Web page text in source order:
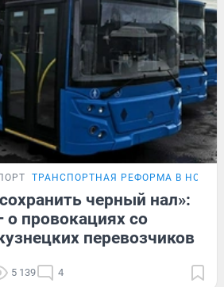
ТРАНСПОРТНАЯ РЕФОРМА В
черный нал»:
о провокациях со
перевозчиков
5 139 4